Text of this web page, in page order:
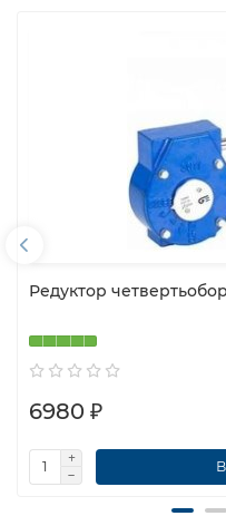
Редуктор
6980 ₽